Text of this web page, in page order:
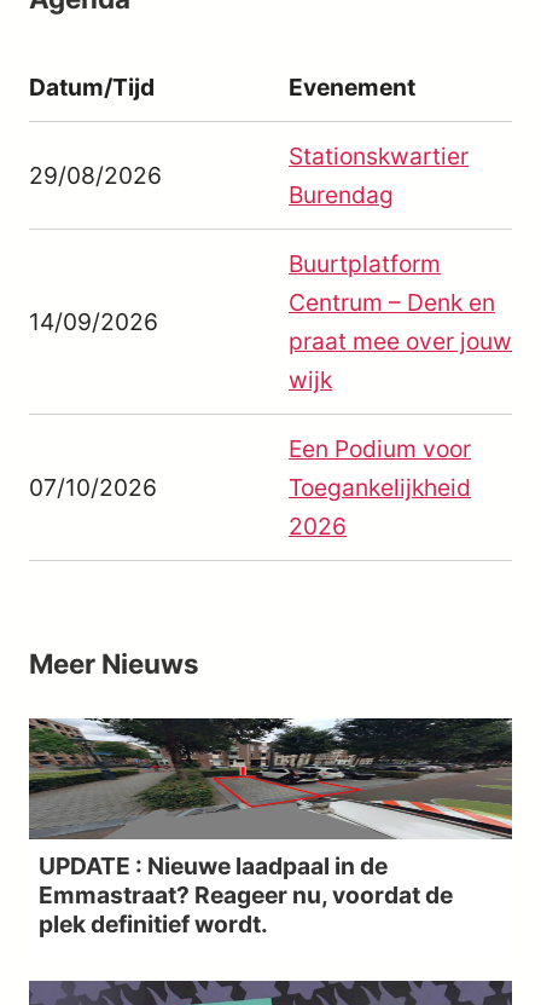
Datum/Tijd Evenement
29/08/2026
Stationskwartier
Burendag
14/09/2026
Buurtplatform
Centrum – Denk en
praat mee over jouw
wijk
07/10/2026
Een Podium voor
Toegankelijkheid
2026
Meer Nieuws
UPDATE : Nieuwe laadpaal in de
Emmastraat? Reageer nu, voordat de
plek definitief wordt.